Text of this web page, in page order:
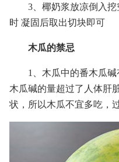
3、椰奶浆放凉倒入
时 凝固后取出切块即可
木瓜的禁忌
1、木瓜中的番木瓜
木瓜碱的量超过了人体肝
状，所以木瓜不宜多吃，